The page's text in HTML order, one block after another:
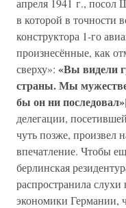
апреля 1941 г., посол
в которой в точности
конструктора 1-го
произнесённые, как
сверху»: «Вы видели
страны. Мы
бы он ни последовал»
делегации,
чуть позже, произвел
впечатление. Чтобы
берлинская
распространила
экономики Германии,